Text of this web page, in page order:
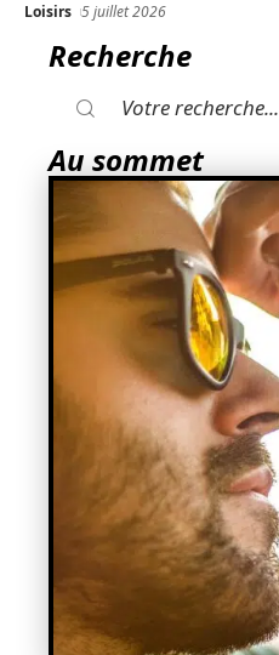
Loisirs 5 juillet 2026
Recherche
Au sommet